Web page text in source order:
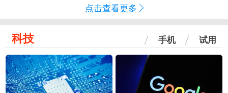
点击查看更多
科技 手机 试用